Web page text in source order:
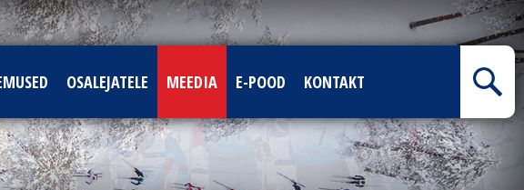
OSALEJATELE MEEDIA E-POOD KONTAKT